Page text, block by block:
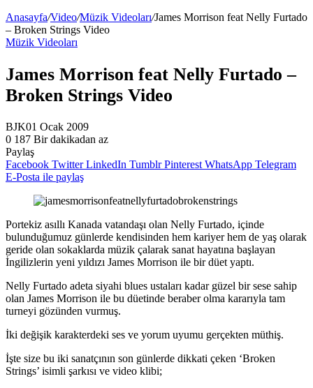
Anasayfa/Video/Müzik Videoları/James Morrison feat Nelly Furtado
– Broken Strings Video
Müzik Videoları
James Morrison feat Nelly Furtado –
Broken Strings Video
BJK01 Ocak 2009
0 187 Bir dakikadan az
Paylaş
Facebook Twitter LinkedIn Tumblr Pinterest WhatsApp Telegram
E-Posta ile paylaş
Portekiz asıllı Kanada vatandaşı olan Nelly Furtado, içinde
bulunduğumuz günlerde kendisinden hem kariyer hem de yaş olarak
geride olan sokaklarda müzik çalarak sanat hayatına başlayan
İngilizlerin yeni yıldızı James Morrison ile bir düet yaptı.
Nelly Furtado adeta siyahi blues ustaları kadar güzel bir sese sahip
olan James Morrison ile bu düetinde beraber olma kararıyla tam
turneyi gözünden vurmuş.
İki değişik karakterdeki ses ve yorum uyumu gerçekten müthiş.
İşte size bu iki sanatçının son günlerde dikkati çeken ‘Broken
Strings’ isimli şarkısı ve video klibi;